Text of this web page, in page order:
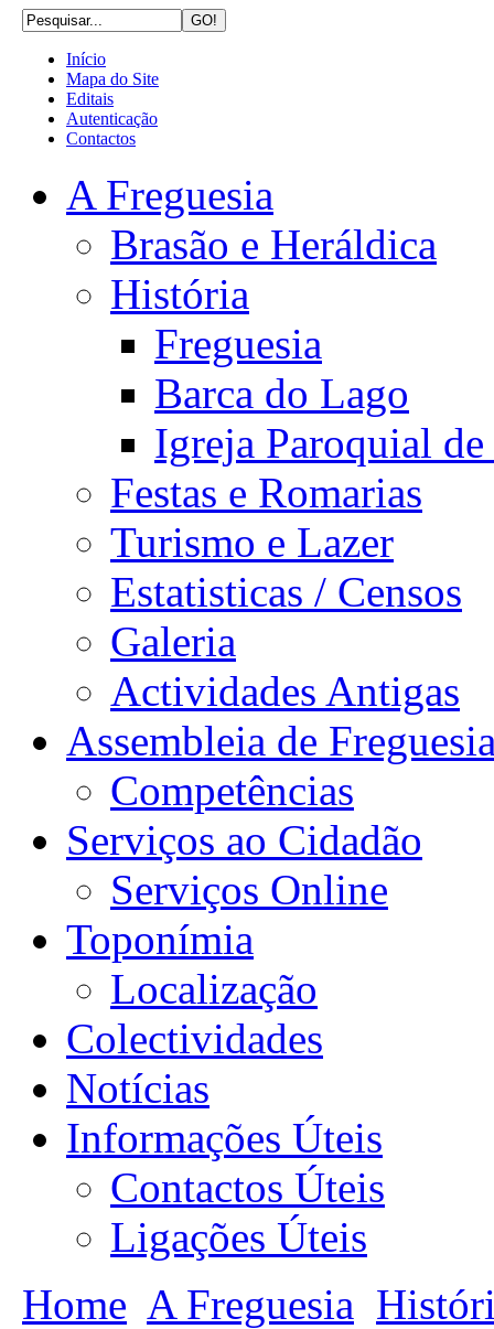
Início
Mapa do Site
Editais
Autenticação
Contactos
A Freguesia
Brasão e Heráldica
História
Freguesia
Barca do Lago
Igreja Paroquial de
Festas e Romarias
Turismo e Lazer
Estatisticas / Censos
Galeria
Actividades Antigas
Assembleia de
Competências
Serviços ao Cidadão
Serviços Online
Toponímia
Localização
Colectividades
Notícias
Informações Úteis
Contactos Úteis
Ligações Úteis
Home A Freguesia